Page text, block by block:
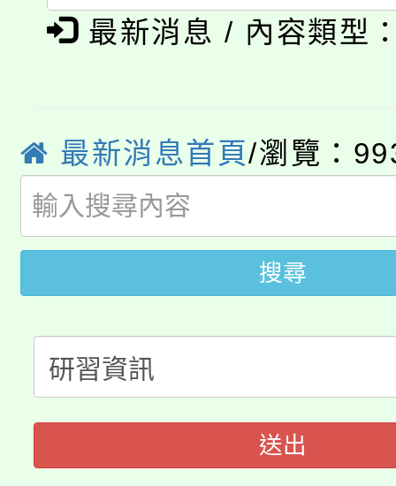
博覽會」之「藝術教育
「2026金融保險知識
代理(課)教師甄選結果(
公告本校115學年度第
代理(課)教師甄選結果(
轉知中國文化大學推廣
《TA101》溝通分析基
程，歡迎學生輔導中心
心理、諮商輔導、社會
系所師生報名參加。
轉知苗栗縣政府辦理
縣市「校園短影音徵選
門員」簡章及活動海報
踴躍報名參加。
桃園市115學年度學生
要點
「桃園市補助參觀特色
展演活動實施計畫」
115年度「教育部表揚
義教育推展貢獻獎」
「2026 ART TAIPEI臺
博覽會」之「藝術教育
最新消息 / 內容類型
最新消息首頁/瀏覽：
搜尋
送出